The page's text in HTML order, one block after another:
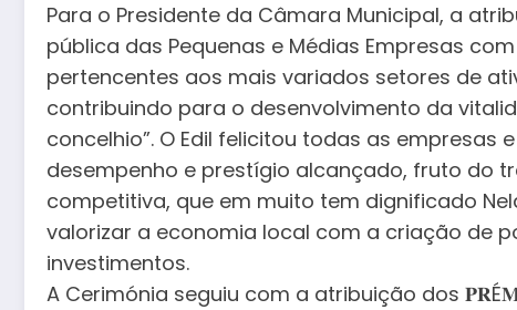
Para o Presidente da Câmara Municipal, a
pública das Pequenas e Médias Empresas
pertencentes aos mais variados setores de
contribuindo para o desenvolvimento da
concelhio”. O Edil felicitou todas as empresas
desempenho e prestígio alcançado, fruto do
competitiva, que em muito tem dignificado
valorizar a economia local com a criação de
investimentos.
A Cerimónia seguiu com a atribuição dos